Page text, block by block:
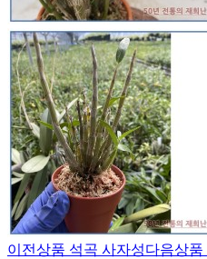
이전상품 석곡 사자성다음상품